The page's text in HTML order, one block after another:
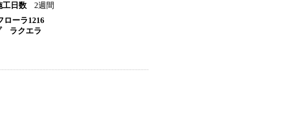
2週間
ーラ1216
ラクエラ